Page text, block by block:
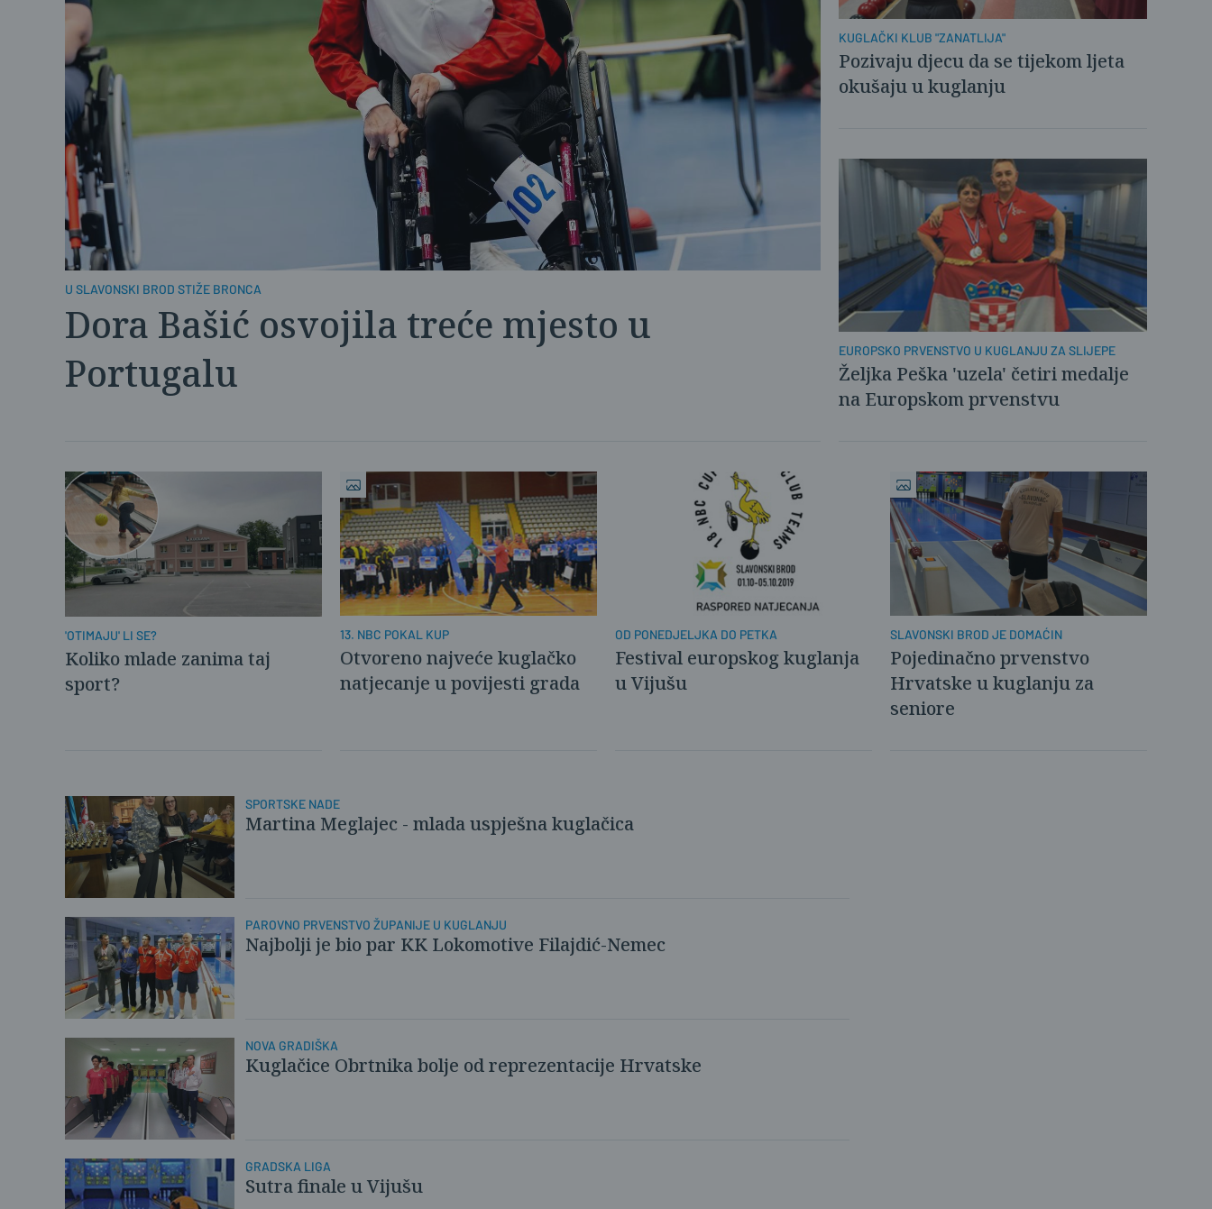
U SLAVONSKI BROD STIŽE BRONCA
Dora Bašić osvojila treće mjesto u
Portugalu
KUGLAČKI KLUB "ZANATLIJA"
Pozivaju djecu da se tijekom ljeta
okušaju u kuglanju
EUROPSKO PRVENSTVO U KUGLANJU ZA SLIJEPE
Željka Peška 'uzela' četiri medalje
na Europskom prvenstvu
'OTIMAJU' LI SE?
Koliko mlade zanima taj
sport?
13. NBC POKAL KUP
Otvoreno najveće kuglačko
natjecanje u povijesti grada
OD PONEDJELJKA DO PETKA
Festival europskog kuglanja
u Vijušu
SLAVONSKI BROD JE DOMAĆIN
Pojedinačno prvenstvo
Hrvatske u kuglanju za
seniore
SPORTSKE NADE
Martina Meglajec - mlada uspješna kuglačica
PAROVNO PRVENSTVO ŽUPANIJE U KUGLANJU
Najbolji je bio par KK Lokomotive Filajdić-Nemec
NOVA GRADIŠKA
Kuglačice Obrtnika bolje od reprezentacije Hrvatske
GRADSKA LIGA
Sutra finale u Vijušu